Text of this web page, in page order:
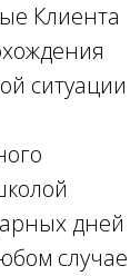
Клиента
ситуации
дней
случае